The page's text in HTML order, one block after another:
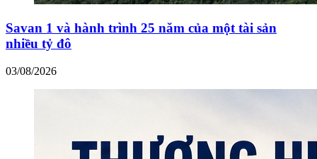
Savan 1 và hành trình 25 năm của một tài sản
nhiều tỷ đô
03/08/2026